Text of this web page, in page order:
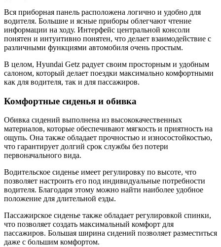
Вся приборная панель расположена логично и удобно для
водителя. Большие и ясные приборы облегчают чтение
информации на ходу. Интерфейс центральной консоли
понятен и интуитивно понятен, что делает взаимодействие с
различными функциями автомобиля очень простым.
В целом, Hyundai Getz радует своим просторным и удобным
салоном, который делает поездки максимально комфортными
как для водителя, так и для пассажиров.
Комфортные сиденья и обивка
Обивка сидений выполнена из высококачественных
материалов, которые обеспечивают мягкость и приятность на
ощупь. Она также обладает прочностью и износостойкостью,
что гарантирует долгий срок службы без потери
первоначального вида.
Водительское сиденье имеет регулировку по высоте, что
позволяет настроить его под индивидуальные потребности
водителя. Благодаря этому можно найти наиболее удобное
положение для длительной езды.
Пассажирское сиденье также обладает регулировкой спинки,
что позволяет создать максимальный комфорт для
пассажиров. Большая ширина сидений позволяет разместиться
даже с большим комфортом.